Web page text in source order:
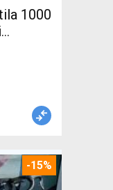
1000
-15%